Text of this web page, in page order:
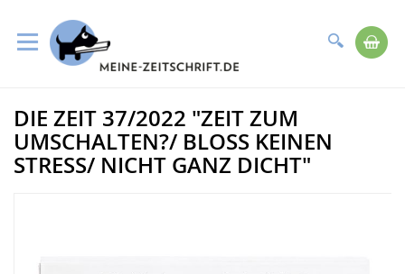
Suche
zum
Inhalt
Zum
Ende
der
Bildergalerie
DIE ZEIT 37/2022 "ZEIT ZUM
UMSCHALTEN?/ BLOSS KEINEN S
TRESS/ NICHT GANZ DICHT"